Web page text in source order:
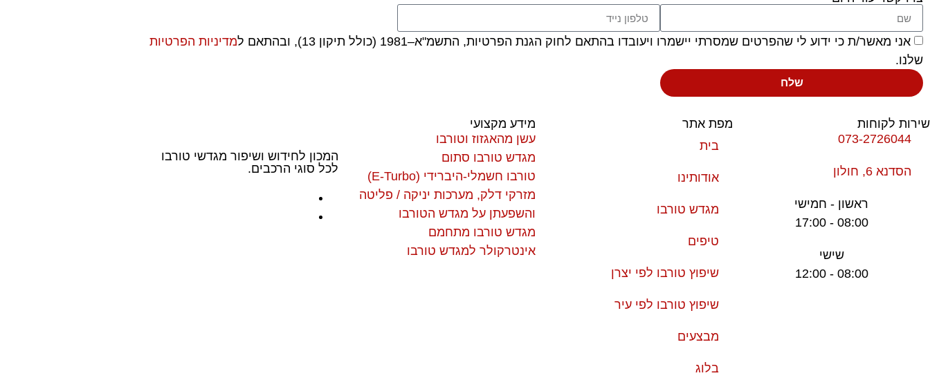
אני מאשר/ת כי ידוע לי שהפרטים שמסרתי יישמרו ויעובדו בהתאם לחוק הגנת הפרטיות, התשמ"א–1981 (כולל תיקון 13), ובהתאם ל
מדיניות הפרטיות
שלנו.
שלח
שירות לקוחות
073-2726044
הסדנא 6, חולון
ראשון - חמישי
08:00 - 17:00
שישי
08:00 - 12:00
מפת אתר
בית
אודותינו
מגדש טורבו
טיפים
שיפוץ טורבו לפי יצרן
שיפוץ טורבו לפי עיר
מבצעים
בלוג
מידע מקצועי
עשן מהאגזוז וטורבו
מגדש טורבו סתום
טורבו חשמלי-היברידי (E-Turbo)
מזרקי דלק, מערכות יניקה / פליטה
והשפעתן על מגדש הטורבו
מגדש טורבו מתחמם
אינטרקולר למגדש טורבו
המכון לחידוש ושיפור מגדשי טורבו
לכל סוגי הרכבים.